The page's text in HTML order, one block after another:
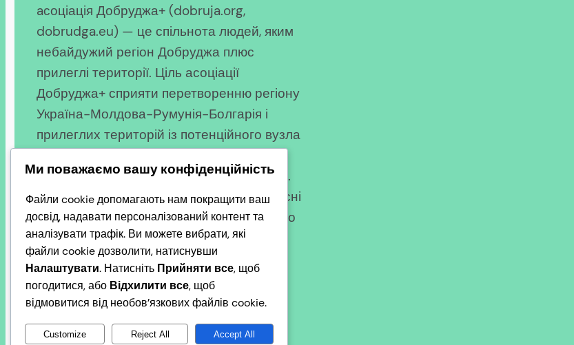
aсоціація Добруджа+ (dobruja.org,
dobrudga.eu) — це спільнота людей, яким
небайдужий регіон Добруджа плюс
прилеглі території. Ціль асоціації
Добруджа+ сприяти перетворенню регіону
Україна-Молдова-Румунія-Болгарія і
прилеглих територій із потенційного вузла
процвітання в євроатлантичній спільноті.
Ми об’єднуємо історію, культуру та сучасні
події, щоб показати багатогранність цього
унікального прикордонного…
2026-03-21
Ми поважаємо вашу конфіденційність
Файли cookie допомагають нам покращити ваш
досвід, надавати персоналізований контент та
аналізувати трафік. Ви можете вибрати, які
файли cookie дозволити, натиснувши
Налаштувати. Натисніть Прийняти все, щоб
погодитися, або Відхилити все, щоб
відмовитися від необов’язкових файлів cookie.
Customize Reject All Accept All